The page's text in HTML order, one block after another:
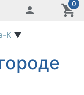
0
К ▼